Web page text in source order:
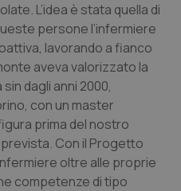
L’idea è stata quella di
persone l’infermiere
lavorando a fianco
aveva valorizzato la
dagli anni 2000,
con un master
prima del nostro
Con il Progetto
oltre alle proprie
competenze di tipo
Google LLC